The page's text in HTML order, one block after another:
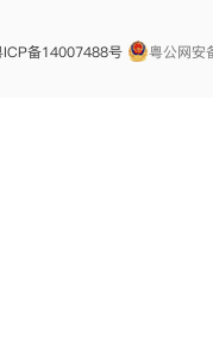
ICP备14007488号 粤公网安